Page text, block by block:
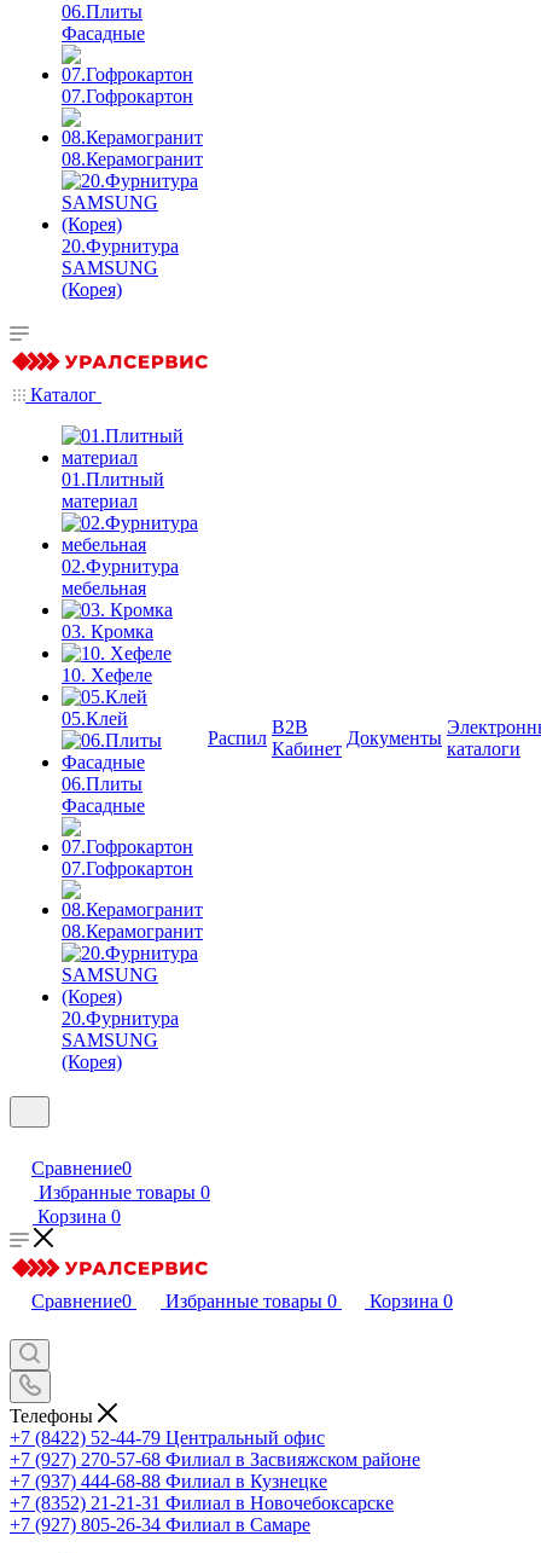
06.Плиты
Фасадные
07.Гофрокартон
08.Керамогранит
20.Фурнитура
SAMSUNG
(Корея)
Каталог
01.Плитный
материал
02.Фурнитура
мебельная
03. Кромка
10. Хефеле
05.Клей
06.Плиты
Фасадные
07.Гофрокартон
08.Керамогранит
20.Фурнитура
SAMSUNG
(Корея)
Распил
B2B
Кабинет
Документы
каталоги
Сравнение0
Избранные товары 0
Корзина 0
Сравнение0 Избранные товары 0 Корзина 0
Телефоны
+7 (8422) 52-44-79 Центральный офис
+7 (927) 270-57-68 Филиал в Засвияжском районе
+7 (937) 444-68-88 Филиал в Кузнецке
+7 (8352) 21-21-31 Филиал в Новочебоксарске
+7 (927) 805-26-34 Филиал в Самаре